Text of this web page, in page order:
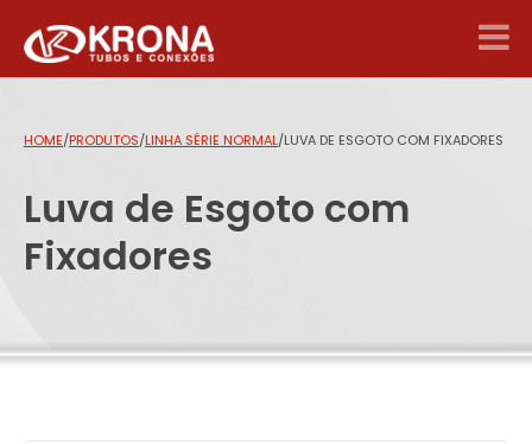
HOME/PRODUTOS/LINHA SÉRIE NORMAL/LUVA DE ESGOTO COM FIXADORES
Luva de Esgoto com
Fixadores